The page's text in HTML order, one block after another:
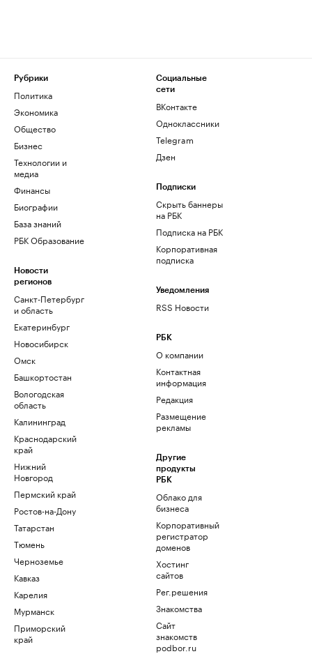
Рубрики
Политика
Экономика
Общество
Бизнес
Технологии и
медиа
Финансы
Биографии
База знаний
РБК Образование
Новости
регионов
Санкт-Петербург
и область
Екатеринбург
Новосибирск
Омск
Башкортостан
Вологодская
область
Калининград
Краснодарский
край
Нижний
Новгород
Пермский край
Ростов-на-Дону
Татарстан
Тюмень
Черноземье
Кавказ
Карелия
Мурманск
Приморский
край
Социальные
сети
ВКонтакте
Одноклассники
Telegram
Дзен
Подписки
Скрыть баннеры
на РБК
Подписка на РБК
Корпоративная
подписка
Уведомления
RSS Новости
РБК
О компании
Контактная
информация
Редакция
Размещение
рекламы
Другие
продукты
РБК
Облако для
бизнеса
Корпоративный
регистратор
доменов
Хостинг
сайтов
Рег.решения
Знакомства
Сайт
знакомств
podbor.ru